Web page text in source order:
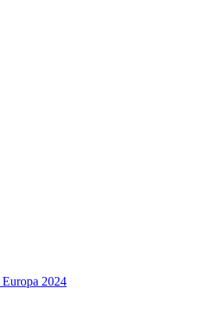
2024